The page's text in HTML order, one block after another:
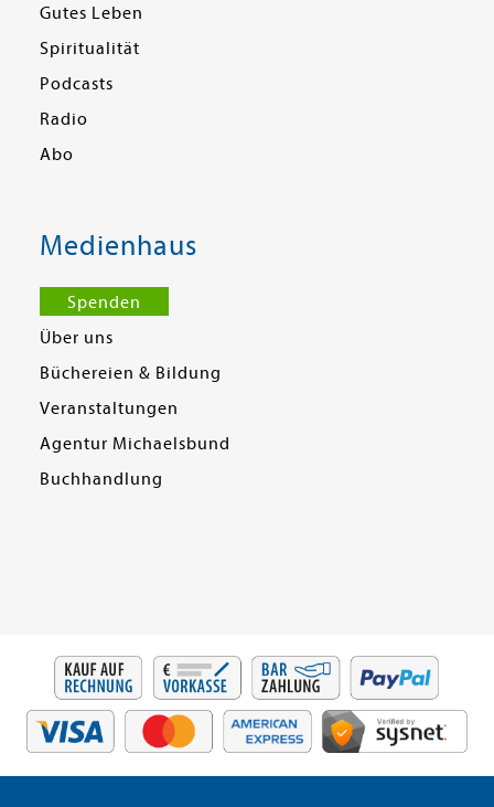
Gutes Leben
Spiritualität
Podcasts
Radio
Abo
Medienhaus
Spenden
Über uns
Büchereien & Bildung
Veranstaltungen
Agentur Michaelsbund
Buchhandlung